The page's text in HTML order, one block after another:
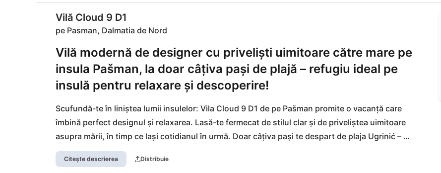
Vilă Cloud 9 D1
pe Pasman, Dalmatia de Nord
Vilă modernă de designer cu priveliști uimitoare către mare pe
insula Pašman, la doar câțiva pași de plajă – refugiu ideal pe
insulă pentru relaxare și descoperire!
Scufundă-te în liniștea lumii insulelor: Vila Cloud 9 D1 de pe Pašman promite o vacanță care
îmbină perfect designul și relaxarea. Lasă-te fermecat de stilul clar și de priveliștea uimitoare
asupra mării, în timp ce lași cotidianul în urmă. Doar câțiva pași te despart de plaja Ugrinić –
ideală pentru zile însorite pe malul apei. Portul de feribot Tkon din apropiere te aduce rapid pe
continent, unde fermecătorul Biograd na Moru te atrage cu magazinele și restaurantele sale.
Citește descrierea Distribuie